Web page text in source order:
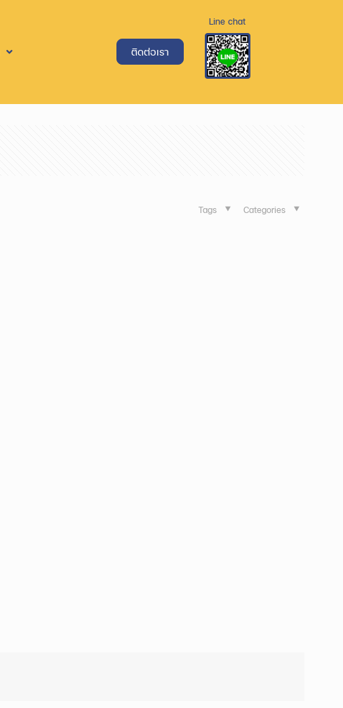
ติดต่อเรา
Line chat
Categories
Tags